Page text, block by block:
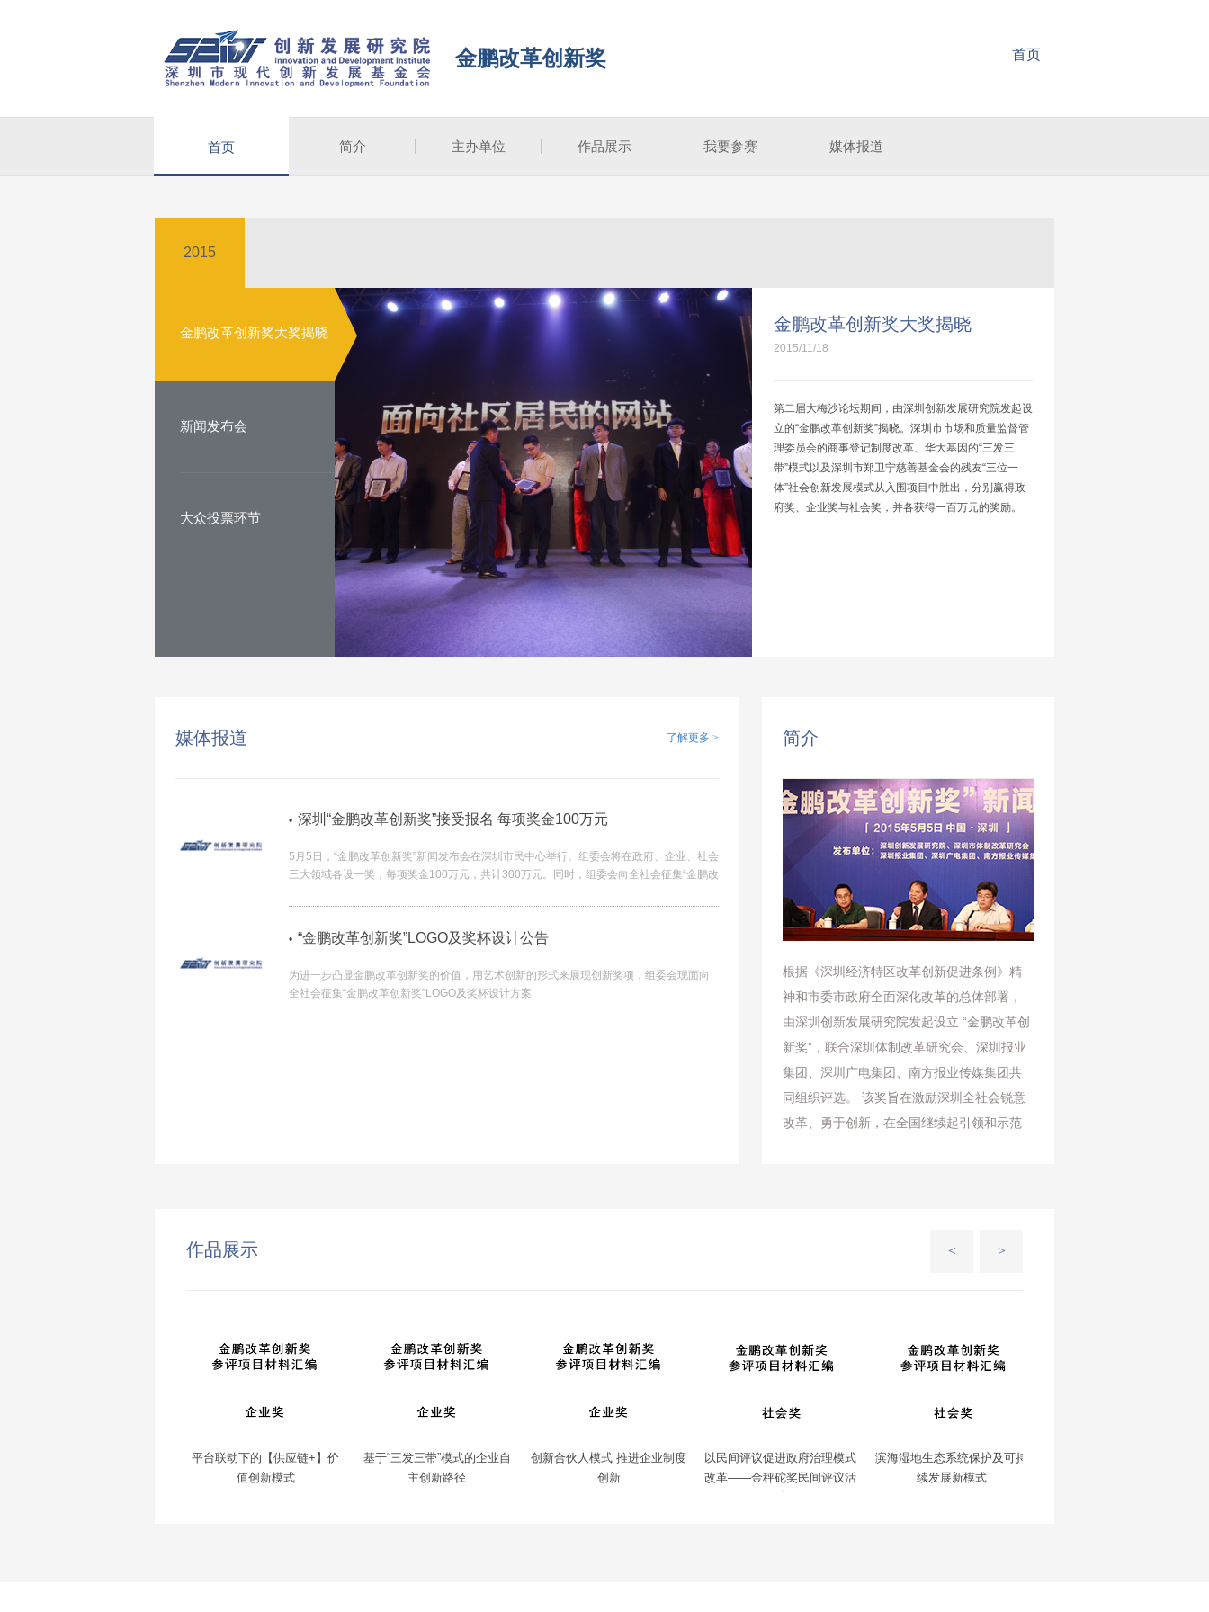
金鹏改革创新奖 首页
首页 简介 主办单位 作品展示 我要参赛 媒体报道
2015
金鹏改革创新奖大奖揭晓
新闻发布会
大众投票环节
金鹏改革创新奖大奖揭晓
2015/11/18
第二届大梅沙论坛期间，由深圳创新发展研究院发起设
立的“金鹏改革创新奖”揭晓。深圳市市场和质量监督管
理委员会的商事登记制度改革、华大基因的“三发三
带”模式以及深圳市郑卫宁慈善基金会的残友“三位一
体”社会创新发展模式从入围项目中胜出，分别赢得政
府奖、企业奖与社会奖，并各获得一百万元的奖励。
媒体报道 了解更多 >
• 深圳“金鹏改革创新奖”接受报名 每项奖金100万元
5月5日，“金鹏改革创新奖”新闻发布会在深圳市民中心举行。组委会将在政府、企业、社会
三大领域各设一奖，每项奖金100万元，共计300万元。同时，组委会向全社会征集“金鹏改
• “金鹏改革创新奖”LOGO及奖杯设计公告
为进一步凸显金鹏改革创新奖的价值，用艺术创新的形式来展现创新奖项，组委会现面向
全社会征集“金鹏改革创新奖”LOGO及奖杯设计方案
简介
根据《深圳经济特区改革创新促进条例》精
神和市委市政府全面深化改革的总体部署，
由深圳创新发展研究院发起设立 “金鹏改革创
新奖”，联合深圳体制改革研究会、深圳报业
集团、深圳广电集团、南方报业传媒集团共
同组织评选。 该奖旨在激励深圳全社会锐意
改革、勇于创新，在全国继续起引领和示范
作品展示 < >
平台联动下的【供应链+】价
值创新模式
基于“三发三带”模式的企业自
主创新路径
创新合伙人模式 推进企业制度
创新
以民间评议促进政府治理模式
改革——金秤砣奖民间评议活
滨海湿地生态系统保护及可持
续发展新模式